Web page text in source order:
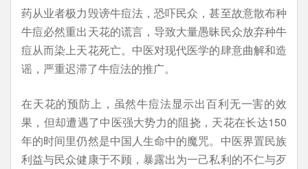
药从业者极力毁谤牛痘法，恐吓民众，甚至故意散布种
牛痘必然重出天花的谎言，导致大量愚昧民众放弃种牛
痘从而染上天花死亡。中医对现代医学的肆意曲解和造
谣，严重迟滞了牛痘法的推广。
在天花的预防上，虽然牛痘法显示出百利无一害的效
果，但却遭遇了中医强大势力的阻挠，天花在长达150
年的时间里仍然是中国人生命中的魔咒。中医界置民族
利益与民众健康于不顾，暴露出为一己私利的不仁与歹